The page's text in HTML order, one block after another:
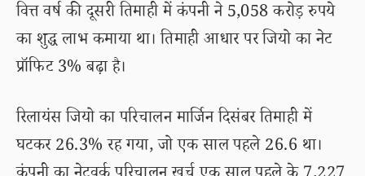
वित्त वर्ष की दूसरी तिमाही में कंपनी ने 5,058 करोड़ रुपये
का शुद्ध लाभ कमाया था। तिमाही आधार पर जियो का नेट
प्रॉफिट 3% बढ़ा है।
रिलायंस जियो का परिचालन मार्जिन दिसंबर तिमाही में
घटकर 26.3% रह गया, जो एक साल पहले 26.6 था।